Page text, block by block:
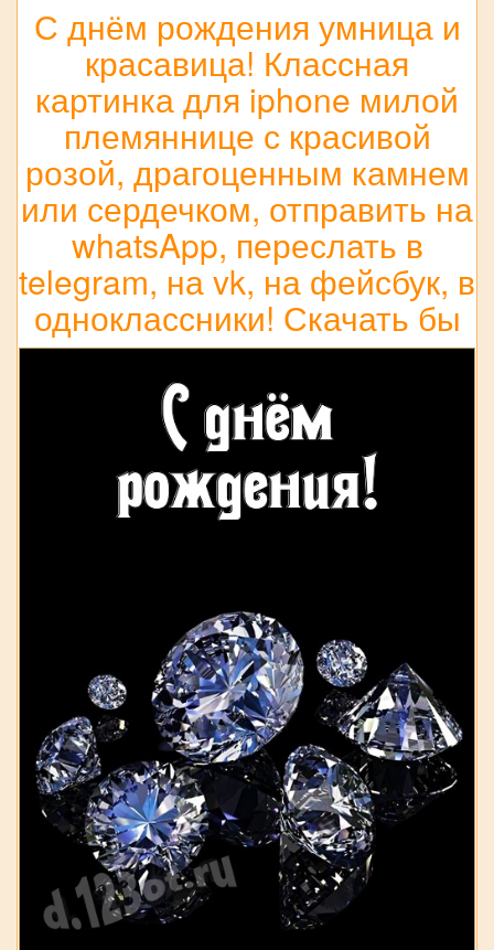
С днём рождения умница и
красавица! Классная
картинка для iphone милой
племяннице с красивой
розой, драгоценным камнем
или сердечком, отправить на
whatsApp, переслать в
telegram, на vk, на фейсбук, в
одноклассники! Скачать бы